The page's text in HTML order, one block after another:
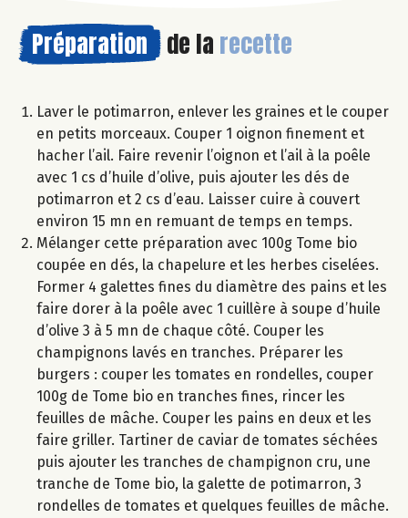
Préparation de la recette
Laver le potimarron, enlever les graines et le couper
en petits morceaux. Couper 1 oignon finement et
hacher l’ail. Faire revenir l’oignon et l’ail à la poêle
avec 1 cs d’huile d’olive, puis ajouter les dés de
potimarron et 2 cs d’eau. Laisser cuire à couvert
environ 15 mn en remuant de temps en temps.
Mélanger cette préparation avec 100g Tome bio
coupée en dés, la chapelure et les herbes ciselées.
Former 4 galettes fines du diamètre des pains et les
faire dorer à la poêle avec 1 cuillère à soupe d’huile
d’olive 3 à 5 mn de chaque côté. Couper les
champignons lavés en tranches. Préparer les
burgers : couper les tomates en rondelles, couper
100g de Tome bio en tranches fines, rincer les
feuilles de mâche. Couper les pains en deux et les
faire griller. Tartiner de caviar de tomates séchées
puis ajouter les tranches de champignon cru, une
tranche de Tome bio, la galette de potimarron, 3
rondelles de tomates et quelques feuilles de mâche.